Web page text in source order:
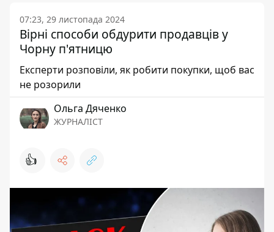
07:23, 29 листопада 2024
Вірні способи обдурити продавців у
Чорну п'ятницю
Експерти розповіли, як робити покупки, щоб вас
не розорили
Ольга Дяченко
ЖУРНАЛІСТ
👍